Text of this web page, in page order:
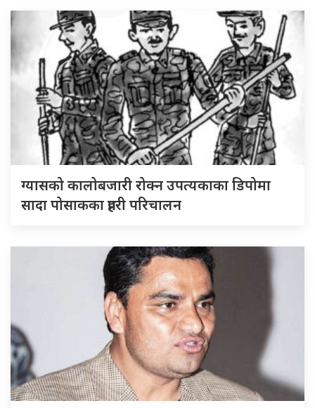
ग्यासको कालोबजारी रोक्न उपत्यकाका डिपोमा
सादा पोसाकका प्रहरी परिचालन